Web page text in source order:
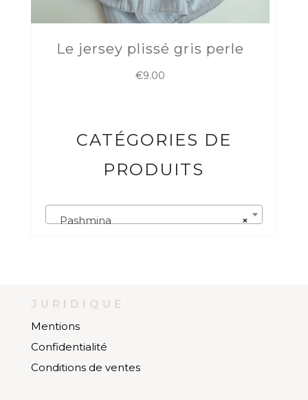
Le jersey plissé gris perle
€9.00
CATÉGORIES DE
PRODUITS
×
Pashmina
JURIDIQUE
Mentions
Confidentialité
Conditions de ventes